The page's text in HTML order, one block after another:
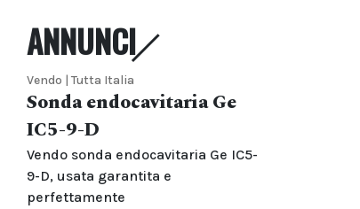
ANNUNCI
Vendo | Tutta Italia
Sonda endocavitaria Ge
IC5-9-D
Vendo sonda endocavitaria Ge IC5-
9-D, usata garantita e
perfettamente